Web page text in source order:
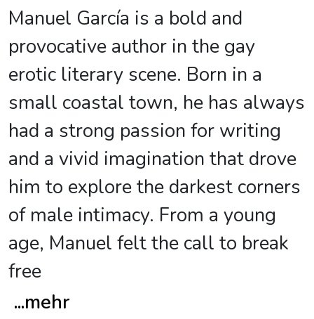
Manuel García is a bold and
provocative author in the gay
erotic literary scene. Born in a
small coastal town, he has always
had a strong passion for writing
and a vivid imagination that drove
him to explore the darkest corners
of male intimacy. From a young
age, Manuel felt the call to break
free
...mehr